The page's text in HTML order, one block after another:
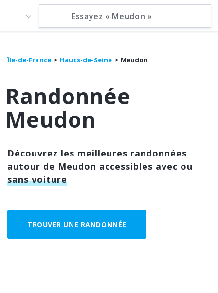
Île-de-France Hauts-de-Seine Meudon
Randonnée
Meudon
Découvrez les meilleures randonnées
autour de Meudon accessibles avec ou
sans voiture
TROUVER UNE RANDONNÉE